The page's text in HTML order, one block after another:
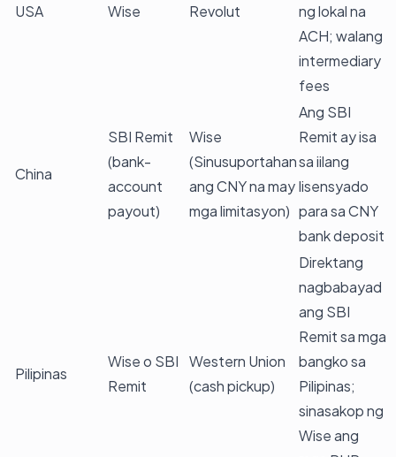
USA Wise Revolut
ng lokal na
ACH; walang
intermediary
fees
China
SBI Remit
(bank-
account
payout)
Wise
(Sinusuportahan
ang CNY na may
mga limitasyon)
Ang SBI
Remit ay isa
sa iilang
lisensyado
para sa CNY
bank deposit
Pilipinas
Wise o SBI
Remit
Western Union
(cash pickup)
Direktang
nagbabayad
ang SBI
Remit sa mga
bangko sa
Pilipinas;
sinasakop ng
Wise ang